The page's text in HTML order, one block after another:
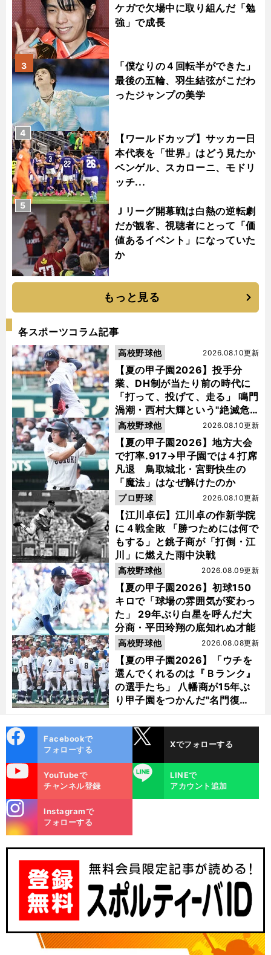
ケガで欠場中に取り組んだ「勉
強」で成長
「僕なりの４回転半ができた」
最後の五輪、羽生結弦がこだわ
ったジャンプの美学
3
【ワールドカップ】サッカー日
本代表を「世界」はどう見たか
ベンゲル、スカローニ、モドリ
ッチ...
4
Ｊリーグ開幕戦は白熱の逆転劇
だが観客、視聴者にとって「価
値あるイベント」になっていた
か
5
もっと見る
各スポーツコラム記事
【夏の甲子園2026】投手分
業、DH制が当たり前の時代に
「打って、投げて、走る」 鳴門
渦潮・西村大輝という"絶滅危
惧種"
2026.08.10更新
高校野球他
【夏の甲子園2026】地方大会
で打率.917→甲子園では４打席
凡退 鳥取城北・宮野快生の
「魔法」はなぜ解けたのか
2026.08.10更新
高校野球他
【江川卓伝】江川卓の作新学院
に４戦全敗 「勝つためには何で
もする」と銚子商が「打倒・江
川」に燃えた雨中決戦
2026.08.10更新
プロ野球
【夏の甲子園2026】初球150
キロで「球場の雰囲気が変わっ
た」 29年ぶり白星を呼んだ大
分商・平田玲翔の底知れぬ才能
2026.08.09更新
高校野球他
【夏の甲子園2026】「ウチを
選んでくれるのは『Ｂランク』
の選手たち」 八幡商が15年ぶ
り甲子園をつかんだ"名門復
活"の舞台裏
2026.08.08更新
高校野球他
ok
Facebookで
フォローする
Xでフォローする
YouTubeで
チャンネル登録
LINE
LINEで
アカウント追加
m
Instagramで
フォローする